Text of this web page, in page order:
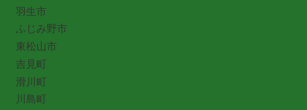
羽生市
ふじみ野市
東松山市
吉見町
滑川町
川島町